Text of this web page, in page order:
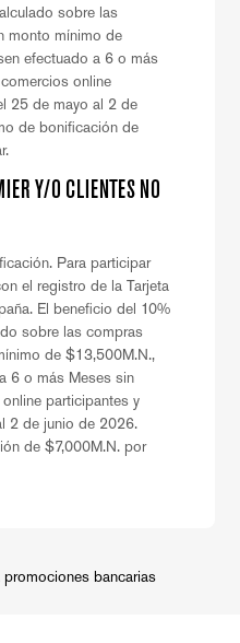
sobre las
monto mínimo de
efectuado a 6 o más
online
25 de mayo al 2 de
de bonificación de
Y/O CLIENTES NO
Para participar
el registro de la Tarjeta
El beneficio del 10%
sobre las compras
de $13,500M.N.,
6 o más Meses sin
participantes y
2 de junio de 2026.
de $7,000M.N. por
promociones bancarias